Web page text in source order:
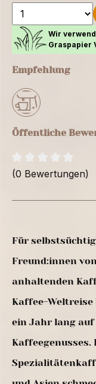
Wir
Graspapier
Empfehlung
Öffentliche
(0 Bewertungen)
Für
Freund:innen
anhaltenden
Kaffee-
ein Jahr lang auf
Kaffeegenusses.